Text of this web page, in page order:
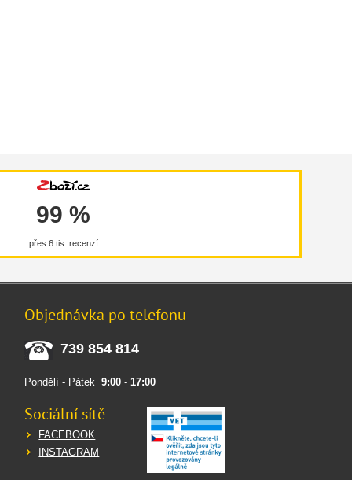
99 %
přes 6 tis. recenzí
Objednávka po telefonu
739 854 814
Pondělí - Pátek9:00 -17:00
Sociální sítě
FACEBOOK
INSTAGRAM